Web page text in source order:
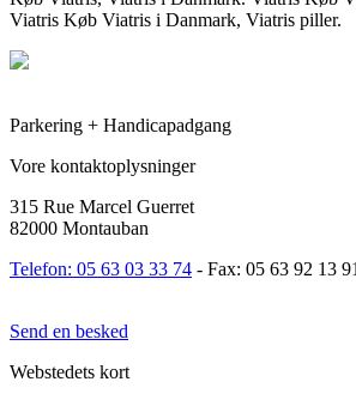
Viatris Køb Viatris i Danmark, Viatris piller.
Parkering + Handicapadgang
Vore kontaktoplysninger
315 Rue Marcel Guerret
82000 Montauban
Telefon: 05 63 03 33 74 - Fax: 05 63 92 13 91
Send en besked
Webstedets kort